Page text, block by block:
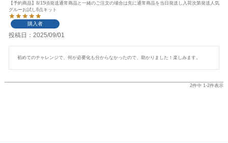
【予約商品】8/15頃発送通常商品と一緒のご注文の場合は先に通常商品を当日発送し入荷次第発送人気
グルーお試し8点キット
購入者
投稿日 2025/09/01
初めてのチャレンジで、何が必要化も分からなかったので、助かりました！楽しみます。
2件中 1-2件表示